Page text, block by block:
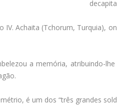
IV. Achaita (Tchorum, Turquia),
a memória, atribuindo-
é um dos “três grandes